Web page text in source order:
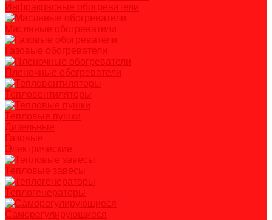
Инфракрасные обогреватели
Масляные обогреватели
Газовые обогреватели
Пленочные обогреватели
Тепловентиляторы
Тепловые пушки
Дизельные
Газовые
Электрические
Тепловые завесы
Теплогенераторы
Саморегулирующиеся